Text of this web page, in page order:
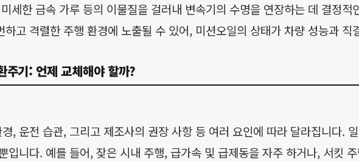
세한 금속 가루 등의 이물질을 걸러내 변속기의 수명을 연장하는 데 결
고 격렬한 주행 환경에 노출될 수 있어, 미션오일의 상태가 차량 성능과 직
기: 언제 교체해야 할까?
, 운전 습관, 그리고 제조사의 권장 사항 등 여러 요인에 따라 달라집니다.
입니다. 예를 들어, 잦은 시내 주행, 급가속 및 급제동을 자주 하거나, 서킷